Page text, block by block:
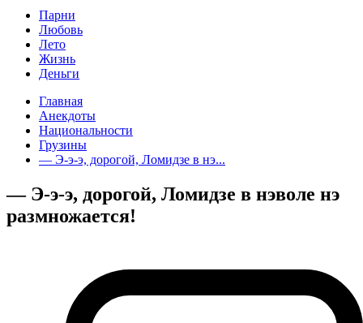
Парни
Любовь
Лето
Жизнь
Деньги
Главная
Анекдоты
Национальности
Грузины
— Э-э-э, дорогой, Ломидзе в нэ...
— Э-э-э, дорогой, Ломидзе в нэволе нэ
размножается!